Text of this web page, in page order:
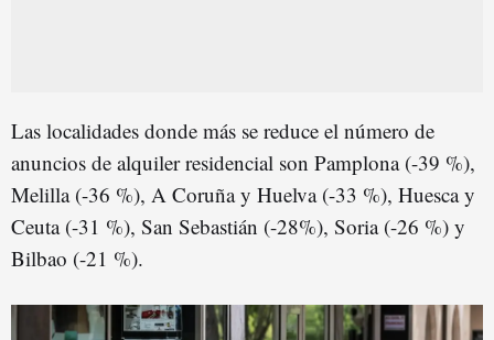
Las localidades donde más se reduce el número de
anuncios de alquiler residencial son Pamplona (-39 %),
Melilla (-36 %), A Coruña y Huelva (-33 %), Huesca y
Ceuta (-31 %), San Sebastián (-28%), Soria (-26 %) y
Bilbao (-21 %).